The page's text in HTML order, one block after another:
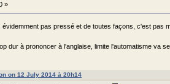
»
pas pressé et de toutes façons, c'est pas
dur à prononcer à l'anglaise, limite l'automatisme va
on 12 July 2014 à 20h14